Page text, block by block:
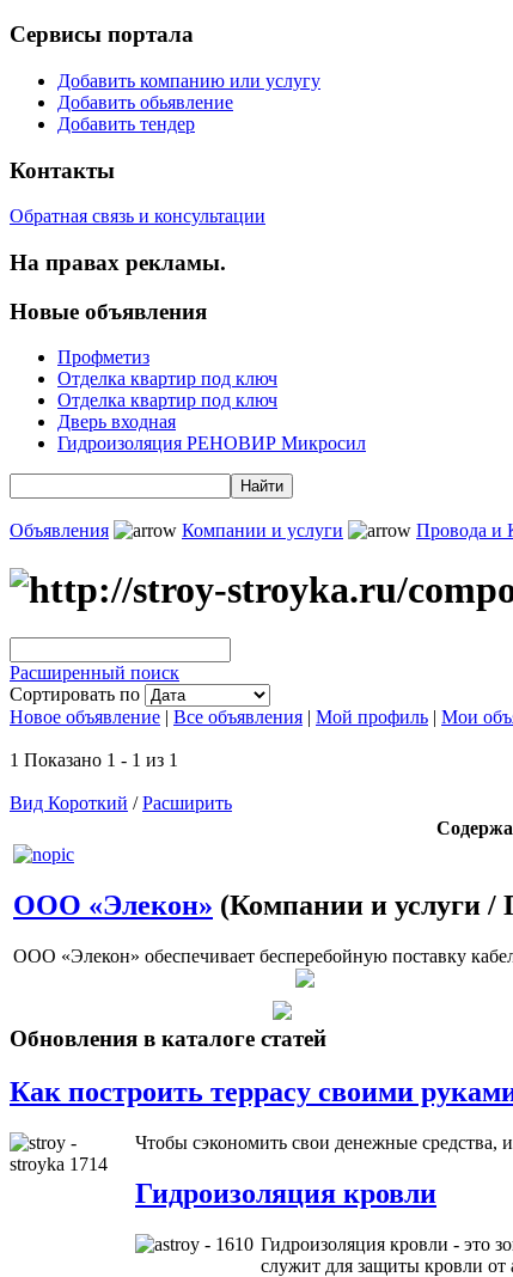
Сервисы портала
Добавить компанию или услугу
Добавить обьявление
Добавить тендер
Контакты
Обратная связь и консультации
На правах рекламы.
Новые объявления
Профметиз
Отделка квартир под ключ
Отделка квартир под ключ
Дверь входная
Гидроизоляция РЕНОВИР Микросил
Объявления Компании и услуги Провода и
Расширенный поиск
Сортировать по
Новое объявление | Все объявления | Мой профиль | Мои
1 Показано 1 - 1 из 1
Вид Короткий /Расширить
ООО «Элекон» (Компании и услуги /
ООО «Элекон» обеспечивает бесперебойную поставку
Обновления в каталоге статей
Как построить террасу своими
Чтобы сэкономить свои денежные
Гидроизоляция кровли
Гидроизоляция кровли - это
служит для защиты кровли